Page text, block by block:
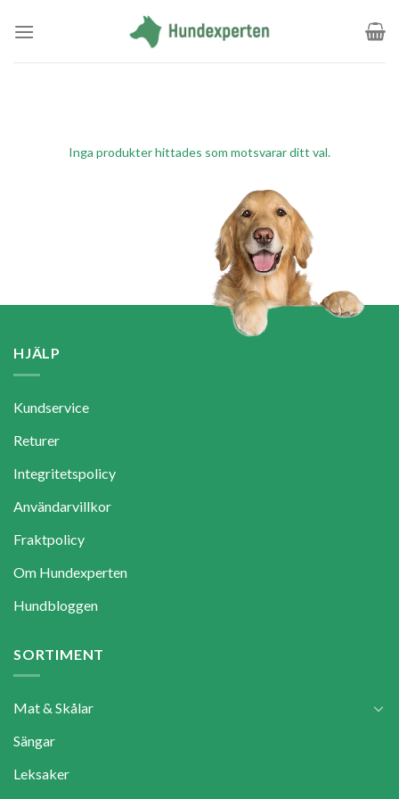
Inga produkter hittades som motsvarar ditt val.
HJÄLP
Kundservice
Returer
Integritetspolicy
Användarvillkor
Fraktpolicy
Om Hundexperten
Hundbloggen
SORTIMENT
Mat & Skålar
Sängar
Leksaker